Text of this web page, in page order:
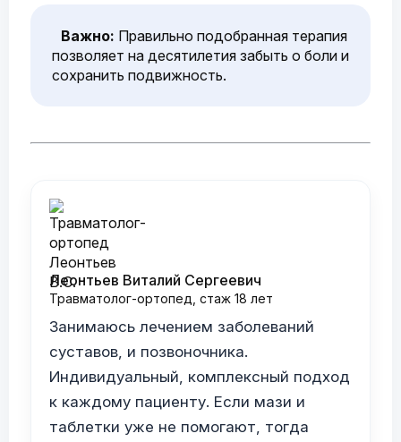
Важно: Правильно подобранная терапия
позволяет на десятилетия забыть о боли и
сохранить подвижность.
Леонтьев Виталий Сергеевич
Травматолог-ортопед, стаж 18 лет
Занимаюсь лечением заболеваний
суставов, и позвоночника.
Индивидуальный, комплексный подход
к каждому пациенту. Если мази и
таблетки уже не помогают, тогда